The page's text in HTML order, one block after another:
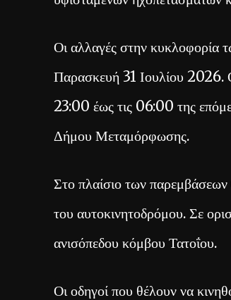
Οι αλλαγές στην κυκλοφορία
Παρασκευή 31 Ιουλίου 2026.
23:00 έως τις 06:00 της
Δήμου Μεταμόρφωσης.
Στο πλαίσιο των παρεμβάσεων
του αυτοκινητοδρόμου. Σε
ανισόπεδου κόμβου Τατοΐου.
Οι οδηγοί που θέλουν να